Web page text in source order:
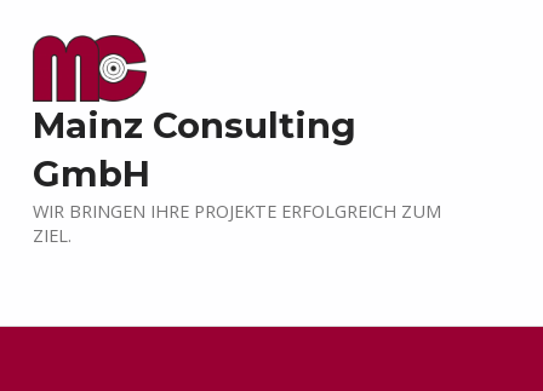
Mainz Consulting
GmbH
WIR BRINGEN IHRE PROJEKTE ERFOLGREICH ZUM
ZIEL.